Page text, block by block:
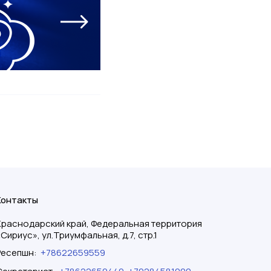
край, Федеральная территория
ул.Триумфальная, д.7, стр.1
: +78622659559